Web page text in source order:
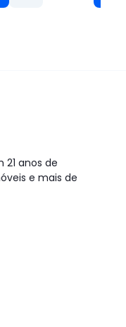
anos de
e mais de